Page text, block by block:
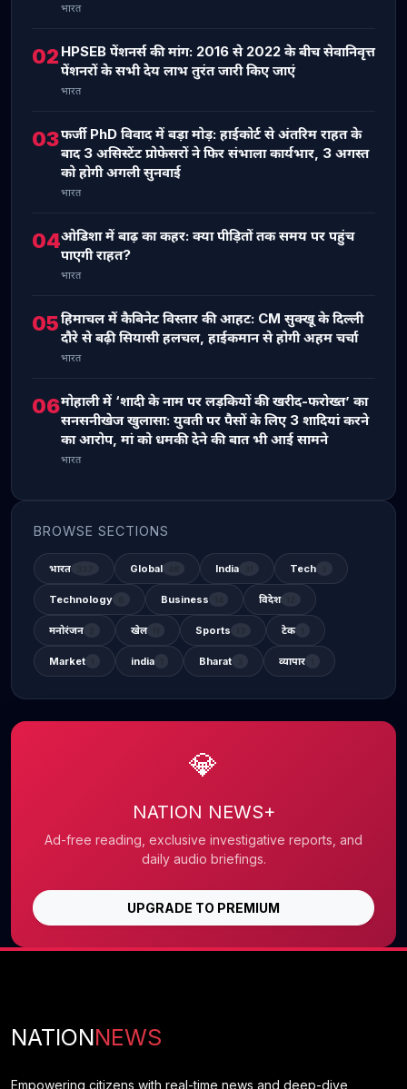
भारत
02 HPSEB पेंशनर्स की मांग: 2016 से 2022 के बीच सेवानिवृत्त
पेंशनरों के सभी देय लाभ तुरंत जारी किए जाएं
भारत
03फर्जी PhD विवाद में बड़ा मोड़: हाईकोर्ट से अंतरिम राहत के
बाद 3 असिस्टेंट प्रोफेसरों ने फिर संभाला कार्यभार, 3 अगस्त
को होगी अगली सुनवाई
भारत
04ओडिशा में बाढ़ का कहर: क्या पीड़ितों तक समय पर पहुंच
पाएगी राहत?
भारत
05हिमाचल में कैबिनेट विस्तार की आहट: CM सुक्खू के दिल्ली
दौरे से बढ़ी सियासी हलचल, हाईकमान से होगी अहम चर्चा
भारत
06मोहाली में ‘शादी के नाम पर लड़कियों की खरीद-फरोख्त’ का
सनसनीखेज खुलासा: युवती पर पैसों के लिए 3 शादियां करने
का आरोप, मां को धमकी देने की बात भी आई सामने
भारत
BROWSE SECTIONS
भारत Global India Tech
Technology Business विदेश
मनोरंजन खेल Sports टेक
Market india Bharat व्यापार
💎
NATION NEWS+
Ad-free reading, exclusive investigative reports, and
daily audio briefings.
UPGRADE TO PREMIUM
NATIONNEWS
Empowering citizens with real-time news and deep-dive